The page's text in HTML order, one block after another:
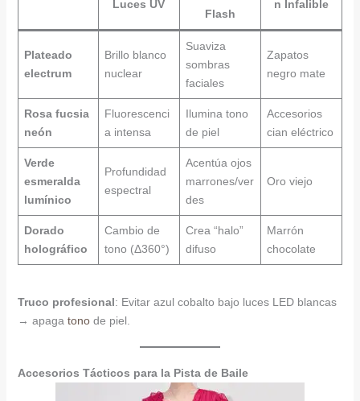
Luces UV
Flash
n Infalible
Plateado
electrum
Brillo blanco
nuclear
Suaviza
sombras
faciales
Zapatos
negro mate
Rosa fucsia
neón
Fluorescenci
a intensa
Ilumina tono
de piel
Accesorios
cian eléctrico
Verde
esmeralda
lumínico
Profundidad
espectral
Acentúa ojos
marrones/ver
des
Oro viejo
Dorado
holográfico
Cambio de
tono (Δ360°)
Crea “halo”
difuso
Marrón
chocolate
Truco profesional: Evitar azul cobalto bajo luces LED blancas
→ apaga tonode piel.
Accesorios Tácticos para la Pista de Baile